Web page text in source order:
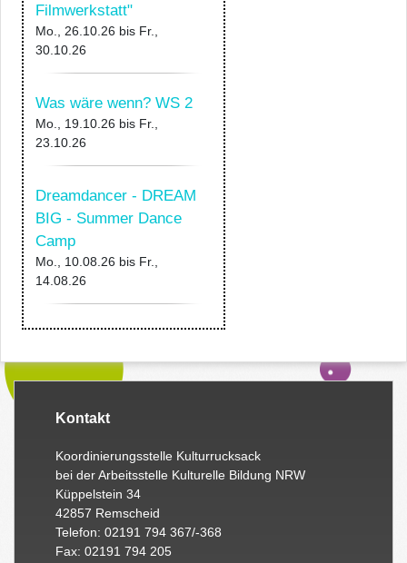
Filmwerkstatt"
Mo., 26.10.26 bis Fr.,
30.10.26
Was wäre wenn? WS 2
Mo., 19.10.26 bis Fr.,
23.10.26
Dreamdancer - DREAM
BIG - Summer Dance
Camp
Mo., 10.08.26 bis Fr.,
14.08.26
Kontakt
Koordinierungsstelle Kulturrucksack
bei der Arbeitsstelle Kulturelle Bildung NRW
Küppelstein 34
42857 Remscheid
Telefon: 02191 794 367/-368
Fax: 02191 794 205